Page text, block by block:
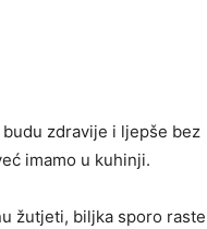
zdravije i ljepše bez
imamo u kuhinji.
žutjeti, biljka sporo raste